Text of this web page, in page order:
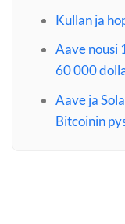
Kullan ja
Aave nousi
60 000
Aave ja
Bitcoinin